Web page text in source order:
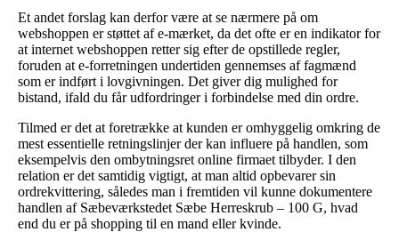
Et andet forslag kan derfor være at se nærmere på om
webshoppen er støttet af e-mærket, da det ofte er en indikator for
at internet webshoppen retter sig efter de opstillede regler,
foruden at e-forretningen undertiden gennemses af fagmænd
som er indført i lovgivningen. Det giver dig mulighed for
bistand, ifald du får udfordringer i forbindelse med din ordre.
Tilmed er det at foretrække at kunden er omhyggelig omkring de
mest essentielle retningslinjer der kan influere på handlen, som
eksempelvis den ombytningsret online firmaet tilbyder. I den
relation er det samtidig vigtigt, at man altid opbevarer sin
ordrekvittering, således man i fremtiden vil kunne dokumentere
handlen af Sæbeværkstedet Sæbe Herreskrub – 100 G, hvad
end du er på shopping til en mand eller kvinde.